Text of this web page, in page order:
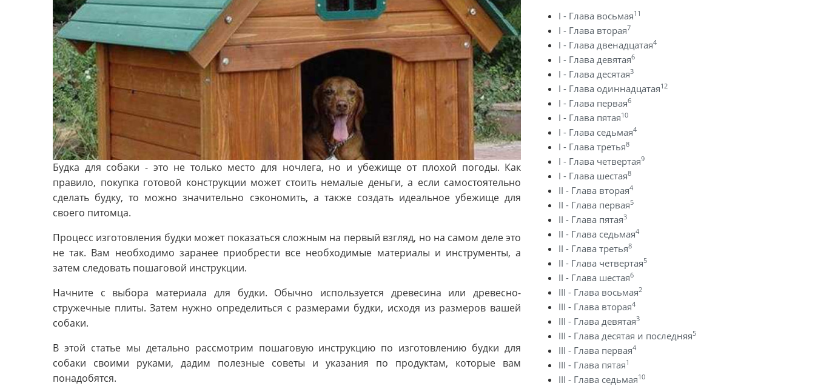
Будка для собаки - это не только место для ночлега, но и убежище от плохой погоды. Как
правило, покупка готовой конструкции может стоить немалые деньги, а если самостоятельно
сделать будку, то можно значительно сэкономить, а также создать идеальное убежище для
своего питомца.
Процесс изготовления будки может показаться сложным на первый взгляд, но на самом деле это
не так. Вам необходимо заранее приобрести все необходимые материалы и инструменты, а
затем следовать пошаговой инструкции.
Начните с выбора материала для будки. Обычно используется древесина или древесно-
стружечные плиты. Затем нужно определиться с размерами будки, исходя из размеров вашей
собаки.
В этой статье мы детально рассмотрим пошаговую инструкцию по изготовлению будки для
собаки своими руками, дадим полезные советы и указания по продуктам, которые вам
понадобятся.
I - Глава восьмая11
I - Глава вторая7
I - Глава двенадцатая4
I - Глава девятая6
I - Глава десятая3
I - Глава одиннадцатая12
I - Глава первая6
I - Глава пятая10
I - Глава седьмая4
I - Глава третья8
I - Глава четвертая9
I - Глава шестая8
II - Глава вторая4
II - Глава первая5
II - Глава пятая3
II - Глава седьмая4
II - Глава третья8
II - Глава четвертая5
II - Глава шестая6
III - Глава восьмая2
III - Глава вторая4
III - Глава девятая3
III - Глава десятая и последняя5
III - Глава первая4
III - Глава пятая1
III - Глава седьмая10